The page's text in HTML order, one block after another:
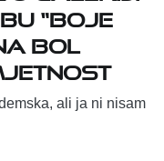
“Boje
bol
ali ja ni nisam